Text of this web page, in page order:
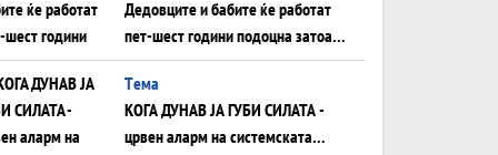
Дедовците и бабите ќе работат
пет-шест години подоцна затоа
што НЕМААТ ВНУЦИ ДА ГИ
ЗАМЕНАТ
Tема
КОГА ДУНАВ ЈА ГУБИ СИЛАТА -
црвен аларм на системската